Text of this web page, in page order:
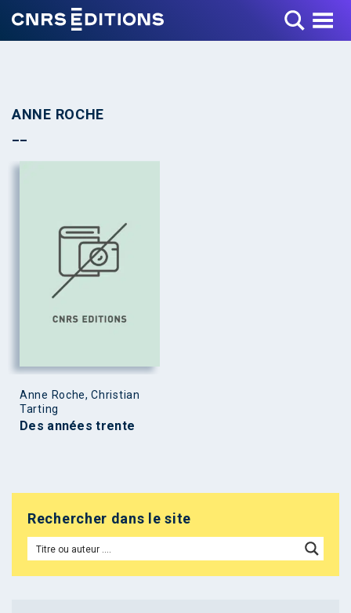
Toggle Menu
ANNE ROCHE
Anne Roche, Christian
Tarting
Des années trente
Rechercher dans le site